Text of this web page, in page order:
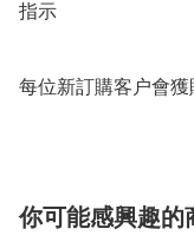
指示
每位新訂購客户會
你可能感興趣的